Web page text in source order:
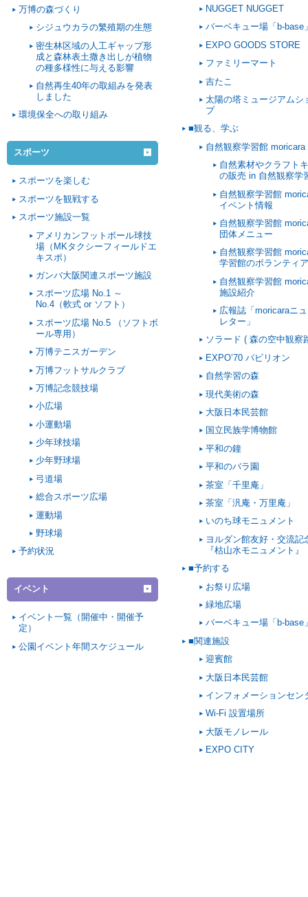
万博の森づくり
シジュウカラの繁殖期の生態
密生林区域の人工ギャップ形
成と森林表土撒き出しが植物
の種多様性に与える影響
自然再生40年の取組みを発表
しました
環境保全への取り組み
スポーツ
スポーツを楽しむ
スポーツを観戦する
スポーツ施設一覧
アメリカンフットボール球技
場（MKタクシーフィールドエ
キスポ）
ガンバ大阪関連スポーツ施設
スポーツ広場 No.1 ～
No.4（軟式 or ソフト）
スポーツ広場 No.5 （ソフトボ
ール専用）
万博テニスガーデン
万博フットサルクラブ
万博記念競技場
小広場
小運動場
少年球技場
少年野球場
弓道場
総合スポーツ広場
運動場
野球場
予約状況
イベント
イベント一覧（開催中・開催予
定）
公園イベント年間スケジュール
NUGGET NUGGET
バーベキュー場「b-base
EXPO GOODS STORE
ファミリーマート
吉たこ
太陽の塔ミュージアムシ
プ
■観る、学ぶ
自然観察学習館 moricara
自然素材やクラフト
の販売 in 自然観察学
自然観察学習館
イベント情報
自然観察学習館
団体メニュー
自然観察学習館
学習館のボランティア
自然観察学習館
施設紹介
広報誌「moricaraニ
レター」
ソラード ( 森の空中観察
EXPO’70 パビリオン
自然学習の森
現代美術の森
大阪日本民芸館
国立民族学博物館
平和の鐘
平和のバラ園
茶室「千里庵」
茶室「汎庵・万里庵」
いのち球モニュメント
ヨルダン館友好・交流記
『枯山水モニュメント』
■予約する
お祭り広場
緑地広場
バーベキュー場「b-base
■関連施設
迎賓館
大阪日本民芸館
インフォメーションセン
Wi-Fi 設置場所
大阪モノレール
EXPO CITY